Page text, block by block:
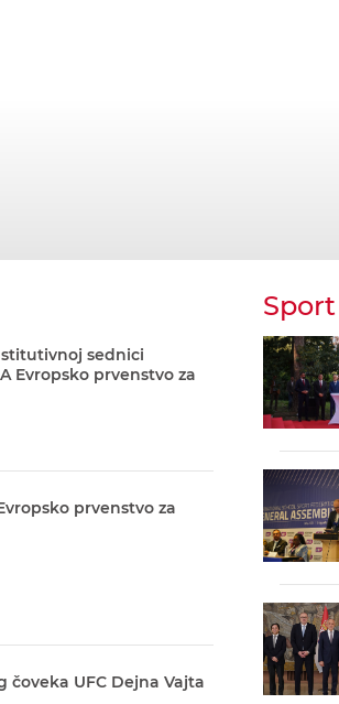
sednici
Evropsko prvenstvo za
prvenstvo za
UFC Dejna Vajta
Sport